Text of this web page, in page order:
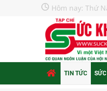
Hôm nay: Thứ
TIN TỨC